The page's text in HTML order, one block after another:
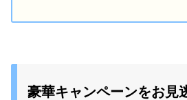
豪華キャンペーンをお見